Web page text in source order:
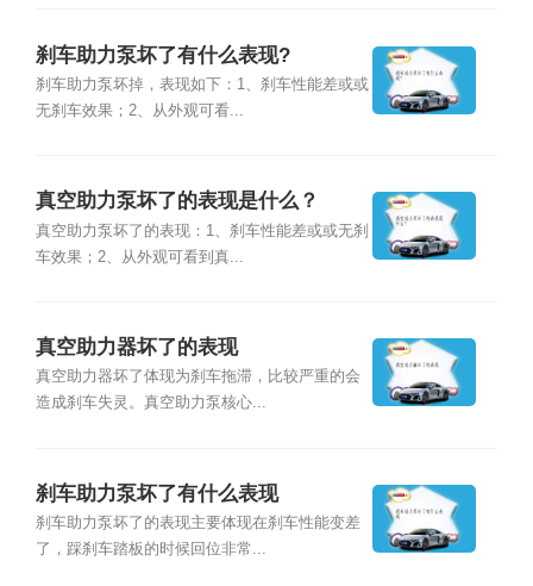
刹车助力泵坏了有什么表现?
刹车助力泵坏掉，表现如下：1、刹车性能差或或
无刹车效果；2、从外观可看...
真空助力泵坏了的表现是什么？
真空助力泵坏了的表现：1、刹车性能差或或无刹
车效果；2、从外观可看到真...
真空助力器坏了的表现
真空助力器坏了体现为刹车拖滞，比较严重的会
造成刹车失灵。真空助力泵核心...
刹车助力泵坏了有什么表现
刹车助力泵坏了的表现主要体现在刹车性能变差
了，踩刹车踏板的时候回位非常...